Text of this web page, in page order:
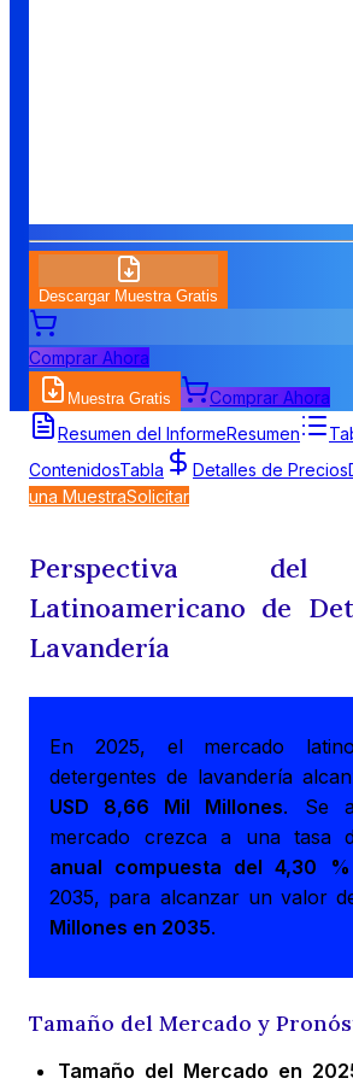
Descargar Muestra Gratis
Comprar Ahora
Muestra Gratis
Comprar Ahora
Resumen del InformeResumen
ContenidosTabla Detalles de Precios
una MuestraSolicitar
Perspectiva del
Latinoamericano de
Lavandería
En 2025, el mercado
detergentes de lavandería
USD 8,66 Mil Millones. Se
mercado crezca a una tasa
anual compuesta del 4,30 %
2035, para alcanzar un valor
Millones en 2035.
Tamaño del Mercado y
Tamaño del Mercado en